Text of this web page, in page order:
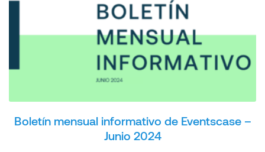
Boletín mensual informativo de Eventscase –
Junio 2024